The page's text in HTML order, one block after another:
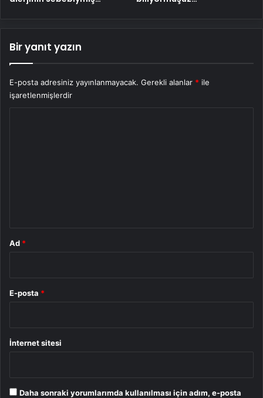
Bir yanıt yazın
E-posta adresiniz yayınlanmayacak. Gerekli alanlar * ile
işaretlenmişlerdir
Ad *
E-posta *
İnternet sitesi
Daha sonraki yorumlarımda kullanılması için adım, e-posta